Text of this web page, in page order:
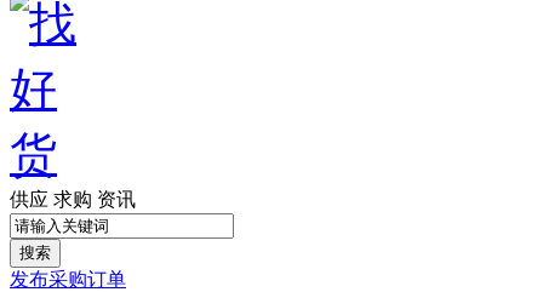
供应 求购 资讯
搜索
发布采购订单